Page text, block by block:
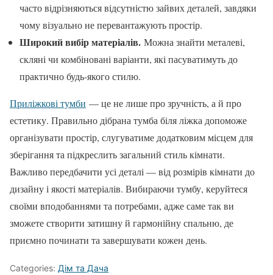
часто відрізняються відсутністю зайвих деталей, завдяки
чому візуально не перевантажують простір.
Широкий вибір матеріалів. Можна знайти металеві,
скляні чи комбіновані варіанти, які пасуватимуть до
практично будь-якого стилю.
Приліжкові тумби — це не лише про зручність, а й про
естетику. Правильно дібрана тумба біля ліжка допоможе
організувати простір, слугуватиме додатковим місцем для
зберігання та підкреслить загальний стиль кімнати.
Важливо передбачити усі деталі — від розмірів кімнати до
дизайну і якості матеріалів. Вибираючи тумбу, керуйтеся
своїми вподобаннями та потребами, адже саме так ви
зможете створити затишну й гармонійну спальню, де
приємно починати та завершувати кожен день.
Categories: Дім та Дача